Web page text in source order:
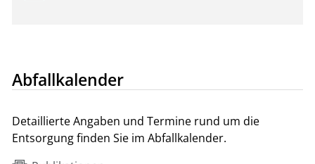
Abfallkalender
Detaillierte Angaben und Termine rund um die
Entsorgung finden Sie im Abfallkalender.